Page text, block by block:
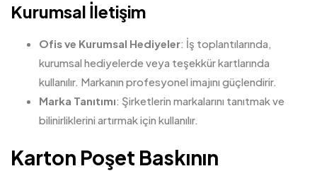
Kurumsal İletişim
Ofis ve Kurumsal Hediyeler: İş toplantılarında,
kurumsal hediyelerde veya teşekkür kartlarında
kullanılır. Markanın profesyonel imajını güçlendirir.
Marka Tanıtımı: Şirketlerin markalarını tanıtmak ve
bilinirliklerini artırmak için kullanılır.
Karton Poşet Baskının